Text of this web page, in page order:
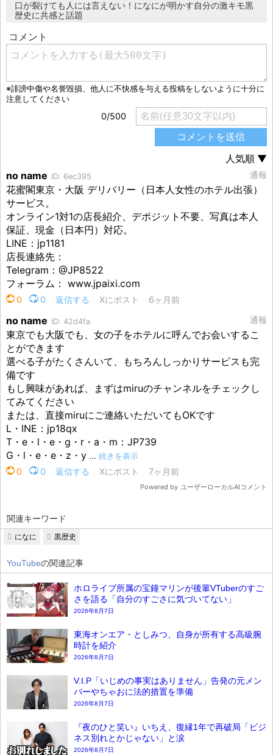
口が裂けても人には言えない！になにが明かす自分の激キモ黒
歴史に共感と話題
関連キーワード
になに 黒歴史
YouTubeの関連記事
ホロライブ所属の宝鐘マリンが後輩VTuberのすご
さを語る「自分のすごさに気づいてない」
2026年8月7日
東海オンエア・としみつ、自身が所有する高級腕
時計を紹介
2026年8月7日
V.I.P「いじめの事実はありません」告発の元メン
バーやちゃおに法的措置を準備
2026年8月7日
『夜のひと笑い』いちえ、復縁1年で再破局「ビジ
ネス別れとかじゃない」と涙
2026年8月7日